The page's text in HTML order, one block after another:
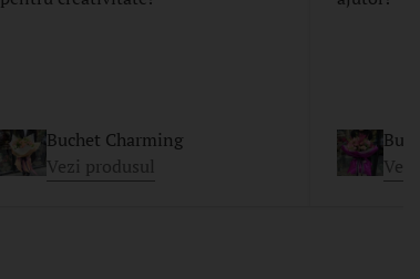
Buchet Charming
Vezi produsul